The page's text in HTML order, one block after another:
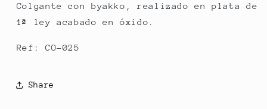
Colgante con byakko, realizado en plata de
1ª ley acabado en óxido.
Ref: CO-025
Share